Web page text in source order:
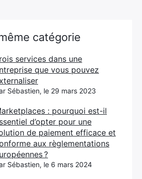
catégorie
services dans une
que vous pouvez
Sébastien, le 29 mars 2023
: pourquoi est-il
d’opter pour une
de paiement efficace et
aux règlementations
?
Sébastien, le 6 mars 2024